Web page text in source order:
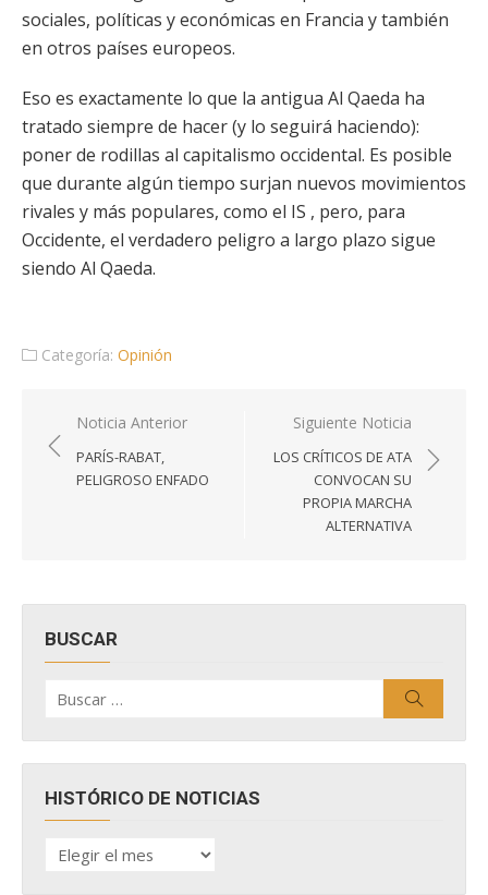
sociales, políticas y económicas en Francia y también
en otros países europeos.
Eso es exactamente lo que la antigua Al Qaeda ha
tratado siempre de hacer (y lo seguirá haciendo):
poner de rodillas al capitalismo occidental. Es posible
que durante algún tiempo surjan nuevos movimientos
rivales y más populares, como el IS , pero, para
Occidente, el verdadero peligro a largo plazo sigue
siendo Al Qaeda.
Categoría: Opinión
Navegación
de
entradas
Noticia Anterior
PARÍS-RABAT,
PELIGROSO ENFADO
Siguiente Noticia
LOS CRÍTICOS DE ATA
CONVOCAN SU
PROPIA MARCHA
ALTERNATIVA
BUSCAR
por:
HISTÓRICO DE NOTICIAS
HISTÓRICO
DE